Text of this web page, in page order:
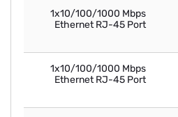
1x10/100/1000 Mbps
Ethernet RJ-45 Port
1x10/100/1000 Mbps
Ethernet RJ-45 Port